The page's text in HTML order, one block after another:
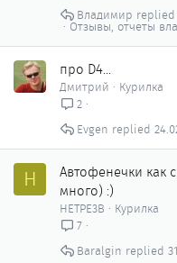
Отзывы, отчеты
Владимир
про D4...
Дмитрий
Курилка
2
Evgen
H
Автофенечки как
много) :)
HETPE3B
Курилка
7
Baralgin